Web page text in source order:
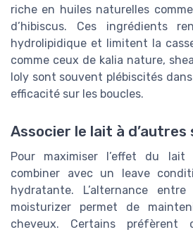
riche en huiles naturelles
d’hibiscus. Ces ingrédients
hydrolipidique et limitent la
comme ceux de kalia nature,
loly sont souvent plébiscités
efficacité sur les boucles.
Associer le lait à d’autres
Pour maximiser l’effet du lait
combiner avec un leave
hydratante. L’alternance
moisturizer permet de
cheveux. Certains préfèrent